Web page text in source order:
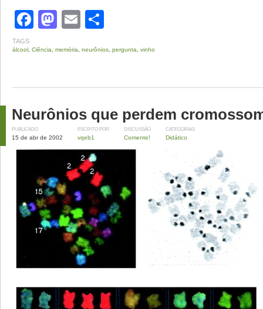
Facebook
Mastodon
Email
TAGS
álcool Ciência memória neurônios pergunta vinho
Neurônios que perdem
PUBLICADO
15 de abr de 2002
ESCRITO POR
vqeb1
DISCUSSÃO
Comente!
CATEGORIAS
Didático